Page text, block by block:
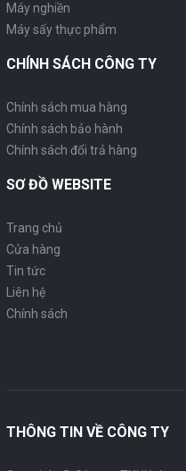
Máy nghiền
Máy sấy thực phẩm
CHÍNH SÁCH CÔNG TY
Chính sách mua hàng
Chính sách bảo hành
Chính sách đổi trả hàng
SƠ ĐỒ WEBSITE
Trang chủ
Cửa hàng
Tin tức
Liên hệ
Chính sách
THÔNG TIN VỀ CÔNG TY